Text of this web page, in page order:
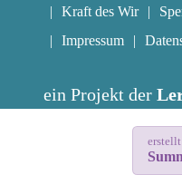
Kraft des Wir
Impressum
ein Projekt der